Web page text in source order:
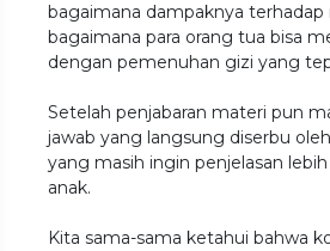
bagaimana dampaknya terhadap
bagaimana para orang tua bisa
dengan pemenuhan gizi yang
Setelah penjabaran materi pun
jawab yang langsung diserbu
yang masih ingin penjelasan
anak.
Kita sama-sama ketahui bahwa